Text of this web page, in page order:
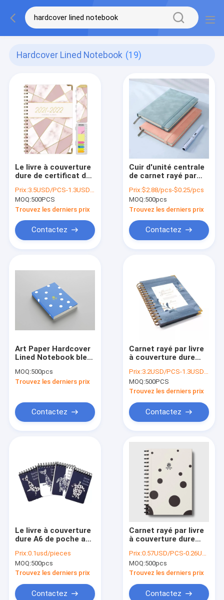
Hardcover Lined Notebook (19)
Le livre à couverture
dure de certificat de
rose quotidien de
carnet de
planificateur de
tâche
Prix:3.5USD/PCS-1.3USD/PCS
MOQ:500PCS
Trouvez les derniers prix
Contactez
Cuir d'unité centrale
de carnet rayé par
dure noir de couleur
avec la corde
Prix:$2.88/pcs-$0.25/pcs
MOQ:500pcs
Trouvez les derniers prix
Contactez
Art Paper Hardcover
Lined Notebook bleu
feuilles
MOQ:500pcs
Trouvez les derniers prix
Contactez
Carnet rayé par livre
à couverture dure
spirale avec le logo
de estampillage
chaud
Prix:3.2USD/PCS-1.3USD/PCS
MOQ:500PCS
Trouvez les derniers prix
Contactez
Le livre à couverture
dure A6 de poche a
couleurs du carnet 4
pour le planificateur
Prix:0.1usd/pieces
MOQ:500pcs
Trouvez les derniers prix
Contactez
Carnet rayé par livre
à couverture dure
FSC avec l'attache
parfaite
Prix:0.57USD/PCS-0.26USD/PCS
MOQ:500pcs
Trouvez les derniers prix
Contactez